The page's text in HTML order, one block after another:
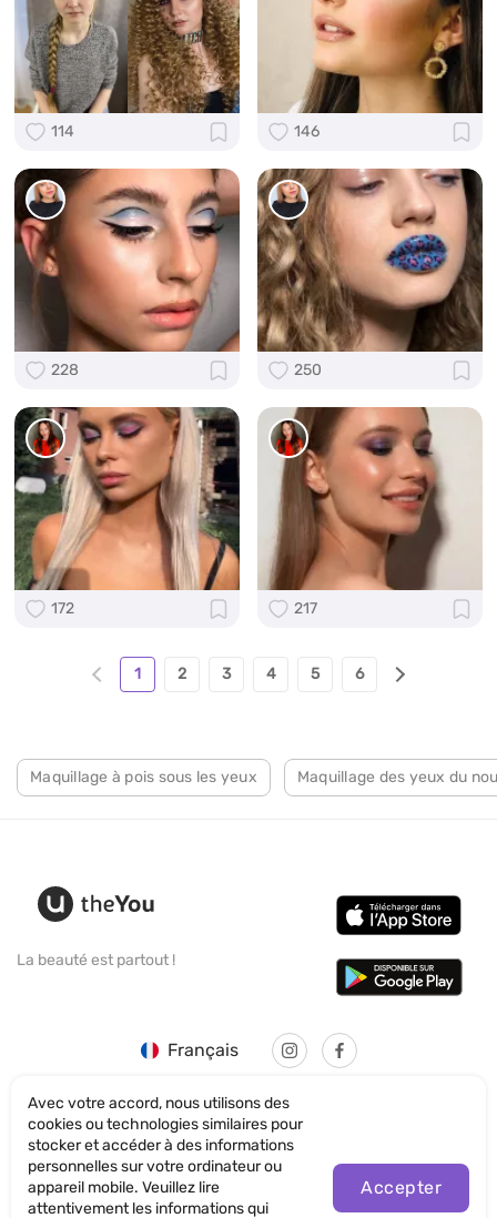
114 146
228 250
172 217
1 2 3 4 5 6
Maquillage à pois sous les yeux Maquillage des yeux du
La beauté est partout !
Français
© SANTICUM INTERNATIONAL LTD
Avec votre accord, nous utilisons des
cookies ou technologies similaires pour
stocker et accéder à des informations
personnelles sur votre ordinateur ou
appareil mobile. Veuillez lire
attentivement les informations qui
Accepter